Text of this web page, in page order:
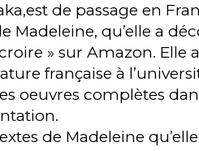
de passage en
Madeleine, qu’elle a
» sur Amazon. Elle
française à
oeuvres complètes
de Madeleine